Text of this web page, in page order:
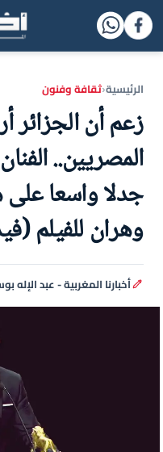
الرئيسية‹ثقافة وفنون
زعم أن الجزائر
المصريين..
جدلا واسعا
وهران للفيلم
أخبارنا المغربية - عبد الإله